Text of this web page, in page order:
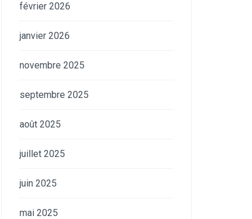
février 2026
janvier 2026
novembre 2025
septembre 2025
août 2025
juillet 2025
juin 2025
mai 2025